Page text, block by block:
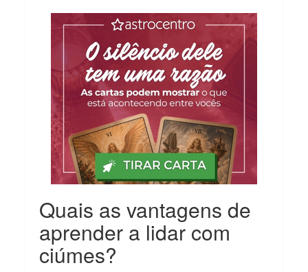
Quais as vantagens de
aprender a lidar com
ciúmes?